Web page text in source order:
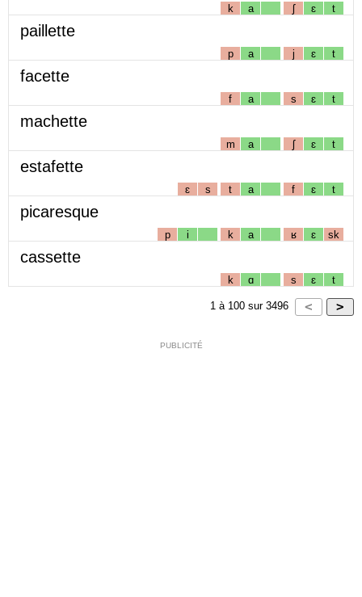
k a ʃ ɛ t
paillette
p a j ɛ t
facette
f a s ɛ t
machette
m a ʃ ɛ t
estafette
ɛ s t a f ɛ t
picaresque
p i k a ʁ ɛ sk
cassette
k ɑ s ɛ t
1 à 100 sur 3496
PUBLICITÉ